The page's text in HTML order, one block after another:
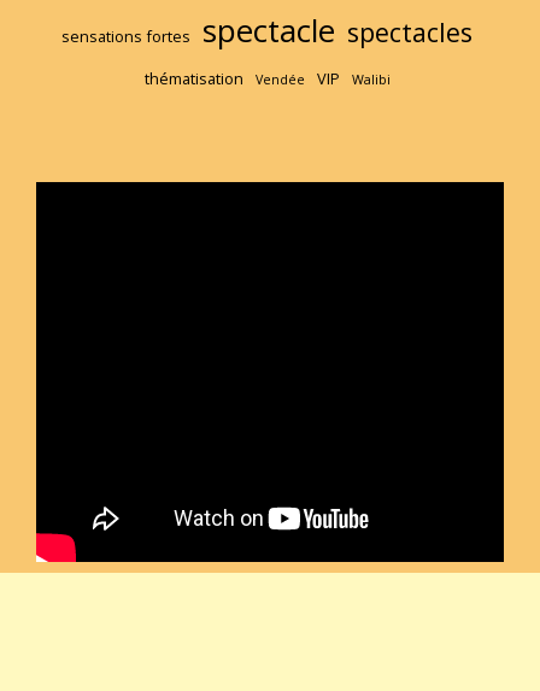
sensations fortes spectacle spectacles
thématisation Vendée VIP Walibi